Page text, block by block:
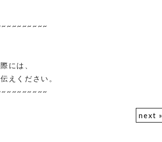
には、
えください。
next »